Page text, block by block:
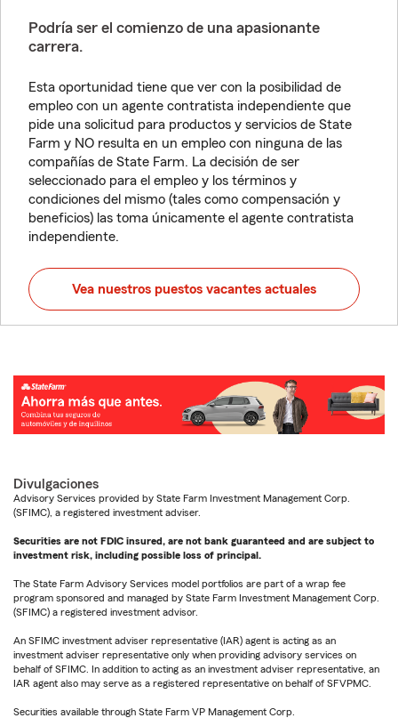
Podría ser el comienzo de una apasionante
carrera.
Esta oportunidad tiene que ver con la posibilidad de
empleo con un agente contratista independiente que
pide una solicitud para productos y servicios de State
Farm y NO resulta en un empleo con ninguna de las
compañías de State Farm. La decisión de ser
seleccionado para el empleo y los términos y
condiciones del mismo (tales como compensación y
beneficios) las toma únicamente el agente contratista
independiente.
Vea nuestros puestos vacantes actuales
Divulgaciones
Advisory Services provided by State Farm Investment Management Corp.
(SFIMC), a registered investment adviser.
Securities are not FDIC insured, are not bank guaranteed and are subject to
investment risk, including possible loss of principal.
The State Farm Advisory Services model portfolios are part of a wrap fee
program sponsored and managed by State Farm Investment Management Corp.
(SFIMC) a registered investment advisor.
An SFIMC investment adviser representative (IAR) agent is acting as an
investment adviser representative only when providing advisory services on
behalf of SFIMC. In addition to acting as an investment adviser representative, an
IAR agent also may serve as a registered representative on behalf of SFVPMC.
Securities available through State Farm VP Management Corp.